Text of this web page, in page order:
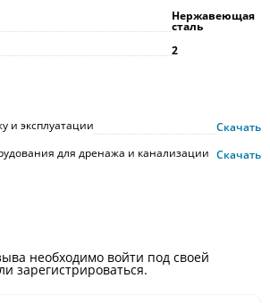
Нержавеющая
сталь
2
и эксплуатации
Скачать
для дренажа и канализации Скачать
необходимо войти под своей
зарегистрироваться.